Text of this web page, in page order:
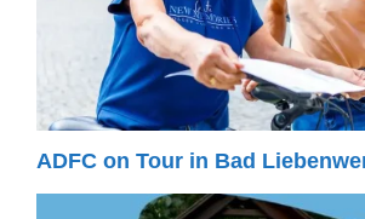
ADFC on Tour in Bad